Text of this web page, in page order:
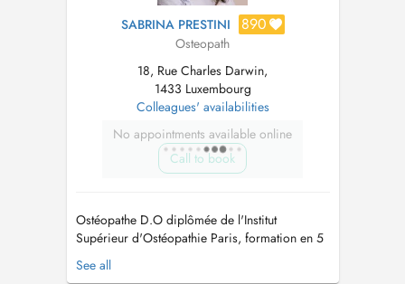
SABRINA PRESTINI 890
Osteopath
18, Rue Charles Darwin,
1433 Luxembourg
Colleagues' availabilities
No appointments available online
Call to book
Ostéopathe D.O diplômée de l'Institut
Supérieur d'Ostéopathie Paris, formation en 5
ans. Mémoire d'étude sur les MICI (maladie de
Crohn et RCH) et la sphère viscérale -
See all